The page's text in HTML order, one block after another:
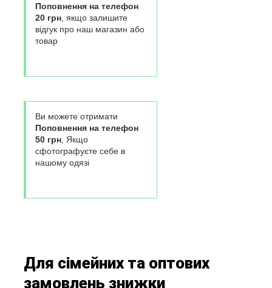
Поповнення на телефон
20 грн, якщо залишите
відгук про наш магазин або
товар
Ви можете отримати
Поповнення на телефон
50 грн, Якщо
сфотографуєте себе в
нашому одязі
Для сімейних та оптових
замовлень знижки